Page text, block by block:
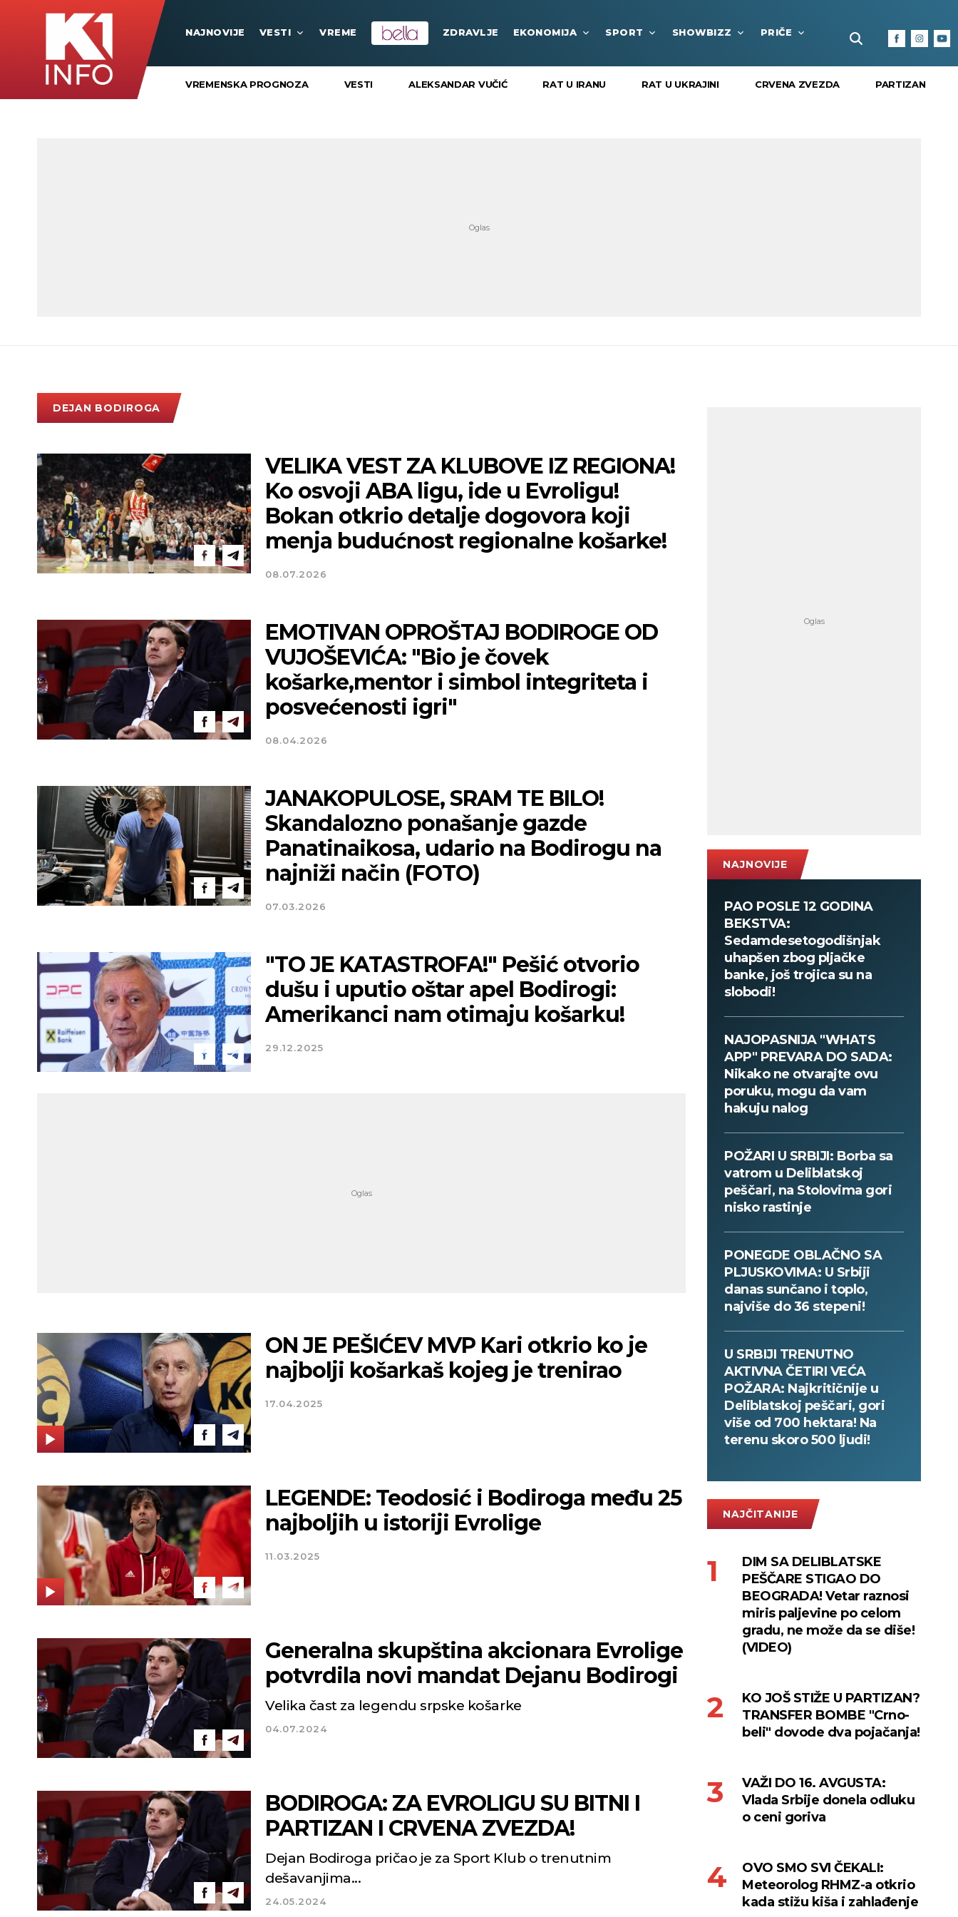
NAJNOVIJE VESTI VREME ZDRAVLJE EKONOMIJA SPORT SHOWBIZZ PRIČE FUN BOX KULTURA I
VREMENSKA PROGNOZA VESTI ALEKSANDAR VUČIĆ RAT U IRANU RAT U UKRAJINI CRVENA ZVEZDA PARTIZAN
DEJAN BODIROGA
VELIKA VEST ZA KLUBOVE IZ REGIONA!
Ko osvoji ABA ligu, ide u Evroligu!
Bokan otkrio detalje dogovora koji
menja budućnost regionalne košarke!
08.07.2026
EMOTIVAN OPROŠTAJ BODIROGE OD
VUJOŠEVIĆA: "Bio je čovek
košarke,mentor i simbol integriteta i
posvećenosti igri"
08.04.2026
JANAKOPULOSE, SRAM TE BILO!
Skandalozno ponašanje gazde
Panatinaikosa, udario na Bodirogu na
najniži način (FOTO)
07.03.2026
"TO JE KATASTROFA!" Pešić otvorio
dušu i uputio oštar apel Bodirogi:
Amerikanci nam otimaju košarku!
29.12.2025
ON JE PEŠIĆEV MVP Kari otkrio ko je
najbolji košarkaš kojeg je trenirao
17.04.2025
LEGENDE: Teodosić i Bodiroga među 25
najboljih u istoriji Evrolige
11.03.2025
Generalna skupština akcionara Evrolige
potvrdila novi mandat Dejanu Bodirogi
Velika čast za legendu srpske košarke
04.07.2024
BODIROGA: ZA EVROLIGU SU BITNI I
PARTIZAN I CRVENA ZVEZDA!
Dejan Bodiroga pričao je za Sport Klub o trenutnim
dešavanjima...
24.05.2024
NAJNOVIJE
PAO POSLE 12 GODINA
BEKSTVA:
Sedamdesetogodišnjak
uhapšen zbog pljačke
banke, još trojica su na
slobodi!
NAJOPASNIJA "WHATS
APP" PREVARA DO SADA:
Nikako ne otvarajte ovu
poruku, mogu da vam
hakuju nalog
POŽARI U SRBIJI: Borba sa
vatrom u Deliblatskoj
peščari, na Stolovima gori
nisko rastinje
PONEGDE OBLAČNO SA
PLJUSKOVIMA: U Srbiji
danas sunčano i toplo,
najviše do 36 stepeni!
U SRBIJI TRENUTNO
AKTIVNA ČETIRI VEĆA
POŽARA: Najkritičnije u
Deliblatskoj peščari, gori
više od 700 hektara! Na
terenu skoro 500 ljudi!
NAJČITANIJE
DIM SA DELIBLATSKE
PEŠČARE STIGAO DO
BEOGRADA! Vetar raznosi
miris paljevine po celom
gradu, ne može da se diše!
(VIDEO)
KO JOŠ STIŽE U PARTIZAN?
TRANSFER BOMBE "Crno-
beli" dovode dva pojačanja!
VAŽI DO 16. AVGUSTA:
Vlada Srbije donela odluku
o ceni goriva
OVO SMO SVI ČEKALI:
Meteorolog RHMZ-a otkrio
kada stižu kiša i zahlađenje